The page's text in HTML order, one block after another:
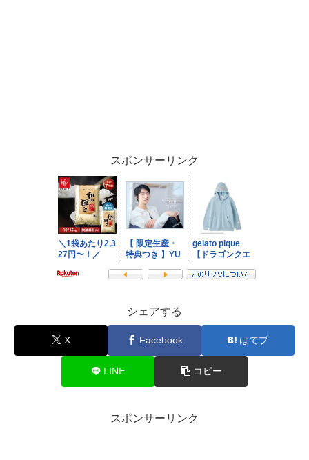
スポンサーリンク
シェアする
X Facebook はてブ
LINE コピー
スポンサーリンク